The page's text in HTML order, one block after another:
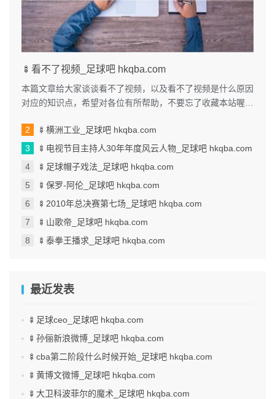
🍢看不了视频_足球吧 hkqba.com
本篇文章给大家谈谈看不了视频，以及看不了视频是什么原因
对应的知识点，希望对各位有所帮助，不要忘了收藏本站喔。
🍢横洲工业_足球吧 hkqba.com
🍢电视节目主持人30年年度风云人物_足球吧 hkqba.com
🍢足球帽子戏法_足球吧 hkqba.com
🍢保罗-阿伦_足球吧 hkqba.com
🍢2010年总决赛第七场_足球吧 hkqba.com
🍢山歌帝_足球吧 hkqba.com
🍢泰拳王播求_足球吧 hkqba.com
最近发表
🍢足球ceo_足球吧 hkqba.com
🍢孙俪新浪微博_足球吧 hkqba.com
🍢cba第二阶段什么时候开始_足球吧 hkqba.com
🍢黄博文微博_足球吧 hkqba.com
🍢大卫科波菲尔的魔术_足球吧 hkqba.com